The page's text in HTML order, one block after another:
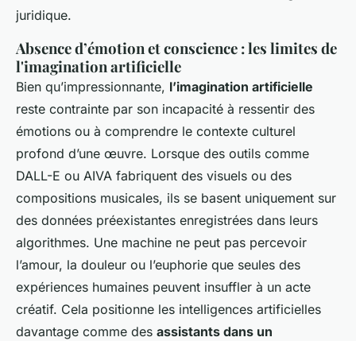
juridique.
Absence d’émotion et conscience : les limites de
l'imagination artificielle
Bien qu’impressionnante, l’imagination artificielle
reste contrainte par son incapacité à ressentir des
émotions ou à comprendre le contexte culturel
profond d’une œuvre. Lorsque des outils comme
DALL-E ou AIVA fabriquent des visuels ou des
compositions musicales, ils se basent uniquement sur
des données préexistantes enregistrées dans leurs
algorithmes. Une machine ne peut pas percevoir
l’amour, la douleur ou l’euphorie que seules des
expériences humaines peuvent insuffler à un acte
créatif. Cela positionne les intelligences artificielles
davantage comme des assistants dans un